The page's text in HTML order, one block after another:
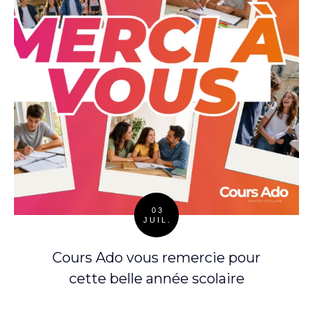
03
JUIL.
Cours Ado vous remercie pour
cette belle année scolaire